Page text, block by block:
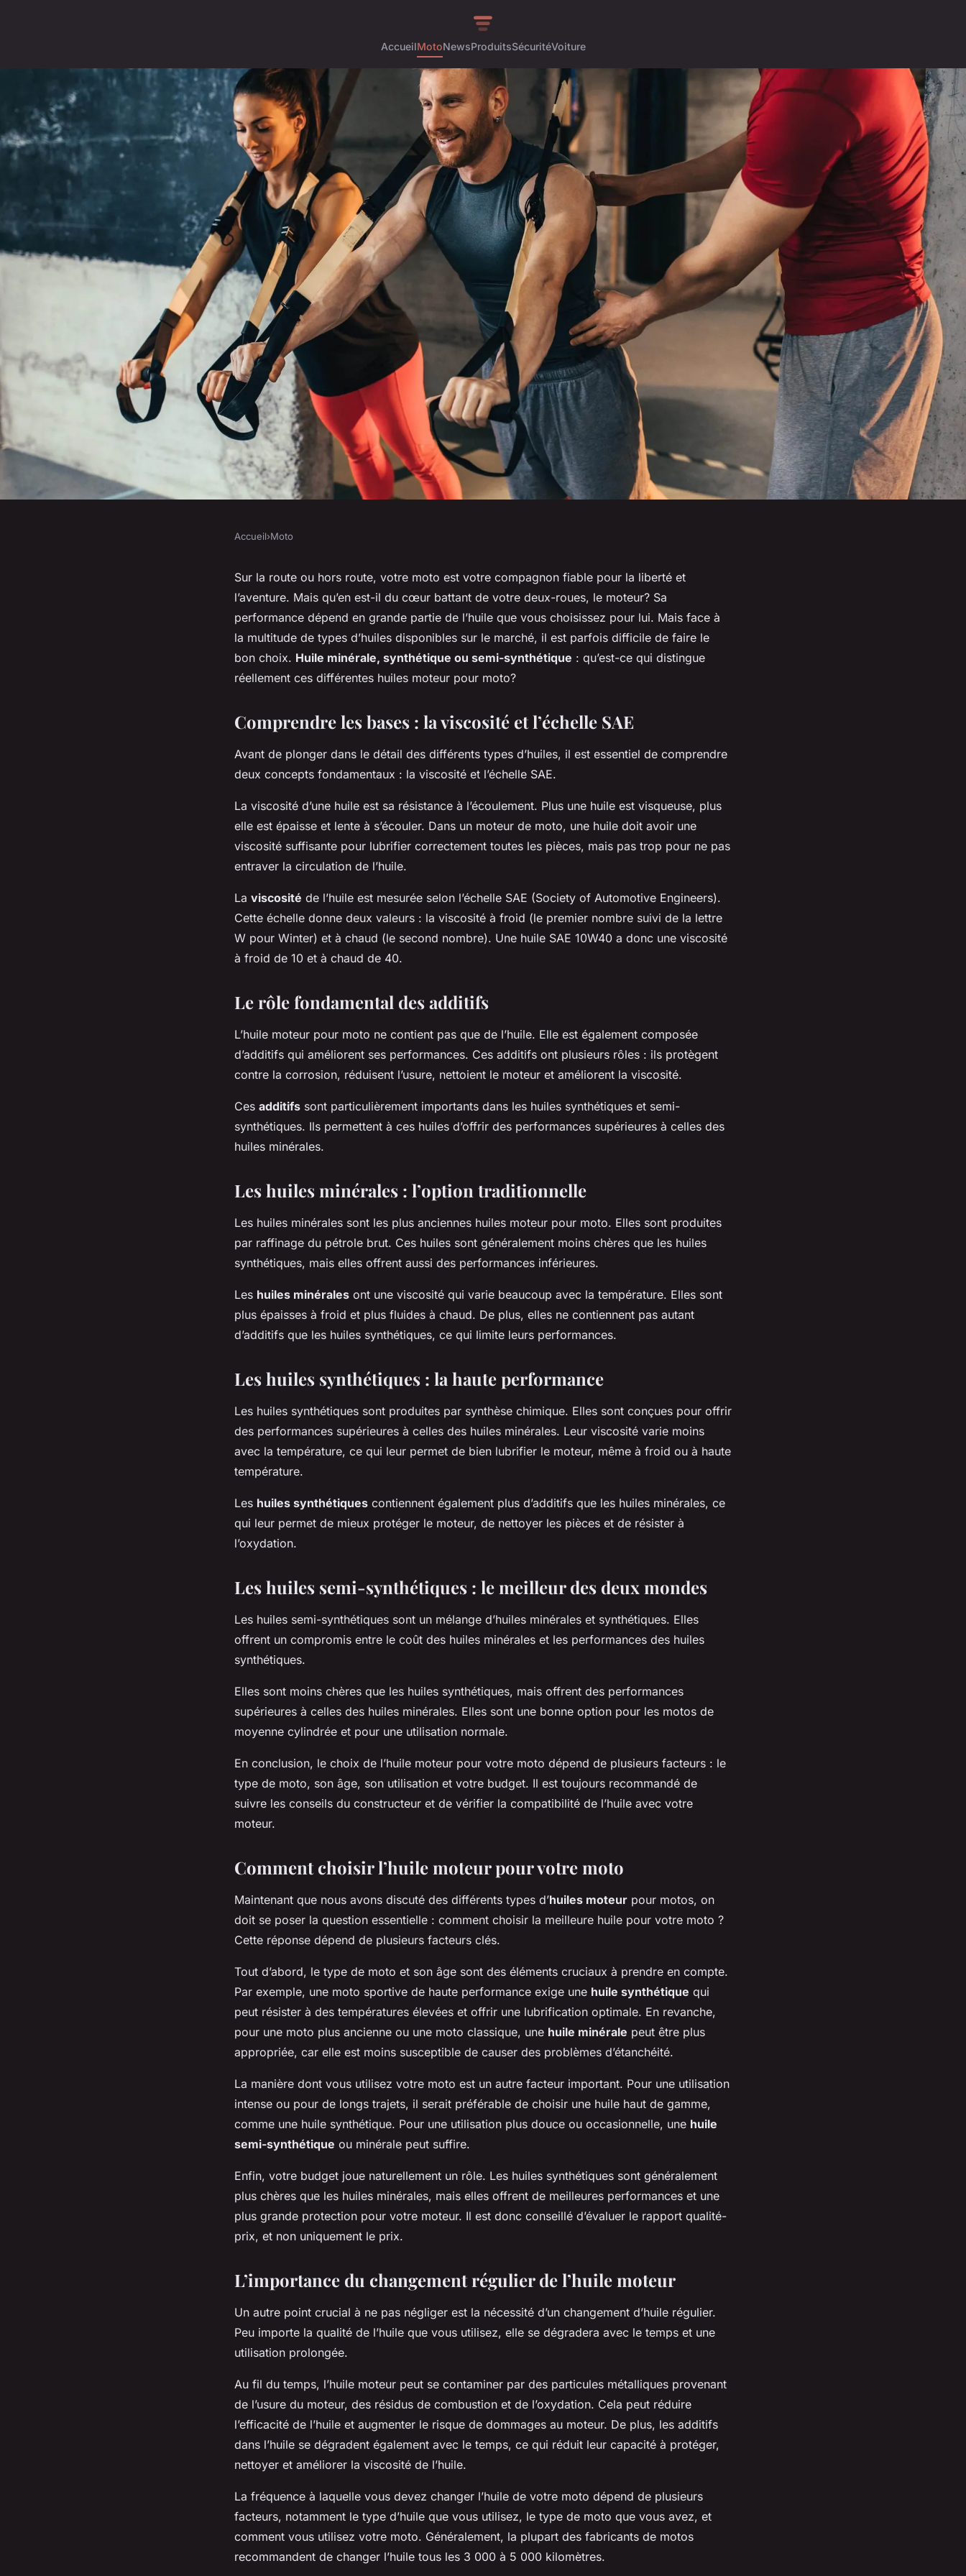
AccueilMotoNewsProduitsSécuritéVoiture
Quelles sont les différences entre les
différents types d'huiles moteur pour
Accueil›Moto
Sur la route ou hors route, votre moto est votre compagnon fiable pour la liberté et
l’aventure. Mais qu’en est-il du cœur battant de votre deux-roues, le moteur? Sa
performance dépend en grande partie de l’huile que vous choisissez pour lui. Mais face à
la multitude de types d’huiles disponibles sur le marché, il est parfois difficile de faire le
bon choix. Huile minérale, synthétique ou semi-synthétique : qu’est-ce qui distingue
réellement ces différentes huiles moteur pour moto?
Comprendre les bases : la viscosité et l’échelle SAE
Avant de plonger dans le détail des différents types d’huiles, il est essentiel de comprendre
deux concepts fondamentaux : la viscosité et l’échelle SAE.
La viscosité d’une huile est sa résistance à l’écoulement. Plus une huile est visqueuse, plus
elle est épaisse et lente à s’écouler. Dans un moteur de moto, une huile doit avoir une
viscosité suffisante pour lubrifier correctement toutes les pièces, mais pas trop pour ne pas
entraver la circulation de l’huile.
La viscosité de l’huile est mesurée selon l’échelle SAE (Society of Automotive Engineers).
Cette échelle donne deux valeurs : la viscosité à froid (le premier nombre suivi de la lettre
W pour Winter) et à chaud (le second nombre). Une huile SAE 10W40 a donc une viscosité
à froid de 10 et à chaud de 40.
Le rôle fondamental des additifs
L’huile moteur pour moto ne contient pas que de l’huile. Elle est également composée
d’additifs qui améliorent ses performances. Ces additifs ont plusieurs rôles : ils protègent
contre la corrosion, réduisent l’usure, nettoient le moteur et améliorent la viscosité.
Ces additifs sont particulièrement importants dans les huiles synthétiques et semi-
synthétiques. Ils permettent à ces huiles d’offrir des performances supérieures à celles des
huiles minérales.
Les huiles minérales : l’option traditionnelle
Les huiles minérales sont les plus anciennes huiles moteur pour moto. Elles sont produites
par raffinage du pétrole brut. Ces huiles sont généralement moins chères que les huiles
synthétiques, mais elles offrent aussi des performances inférieures.
Les huiles minérales ont une viscosité qui varie beaucoup avec la température. Elles sont
plus épaisses à froid et plus fluides à chaud. De plus, elles ne contiennent pas autant
d’additifs que les huiles synthétiques, ce qui limite leurs performances.
Les huiles synthétiques : la haute performance
Les huiles synthétiques sont produites par synthèse chimique. Elles sont conçues pour offrir
des performances supérieures à celles des huiles minérales. Leur viscosité varie moins
avec la température, ce qui leur permet de bien lubrifier le moteur, même à froid ou à haute
température.
Les huiles synthétiques contiennent également plus d’additifs que les huiles minérales, ce
qui leur permet de mieux protéger le moteur, de nettoyer les pièces et de résister à
l’oxydation.
Les huiles semi-synthétiques : le meilleur des deux mondes
Les huiles semi-synthétiques sont un mélange d’huiles minérales et synthétiques. Elles
offrent un compromis entre le coût des huiles minérales et les performances des huiles
synthétiques.
Elles sont moins chères que les huiles synthétiques, mais offrent des performances
supérieures à celles des huiles minérales. Elles sont une bonne option pour les motos de
moyenne cylindrée et pour une utilisation normale.
En conclusion, le choix de l’huile moteur pour votre moto dépend de plusieurs facteurs : le
type de moto, son âge, son utilisation et votre budget. Il est toujours recommandé de
suivre les conseils du constructeur et de vérifier la compatibilité de l’huile avec votre
moteur.
Comment choisir l’huile moteur pour votre moto
Maintenant que nous avons discuté des différents types d’huiles moteur pour motos, on
doit se poser la question essentielle : comment choisir la meilleure huile pour votre moto ?
Cette réponse dépend de plusieurs facteurs clés.
Tout d’abord, le type de moto et son âge sont des éléments cruciaux à prendre en compte.
Par exemple, une moto sportive de haute performance exige une huile synthétique qui
peut résister à des températures élevées et offrir une lubrification optimale. En revanche,
pour une moto plus ancienne ou une moto classique, une huile minérale peut être plus
appropriée, car elle est moins susceptible de causer des problèmes d’étanchéité.
La manière dont vous utilisez votre moto est un autre facteur important. Pour une utilisation
intense ou pour de longs trajets, il serait préférable de choisir une huile haut de gamme,
comme une huile synthétique. Pour une utilisation plus douce ou occasionnelle, une huile
semi-synthétique ou minérale peut suffire.
Enfin, votre budget joue naturellement un rôle. Les huiles synthétiques sont généralement
plus chères que les huiles minérales, mais elles offrent de meilleures performances et une
plus grande protection pour votre moteur. Il est donc conseillé d’évaluer le rapport qualité-
prix, et non uniquement le prix.
L’importance du changement régulier de l’huile moteur
Un autre point crucial à ne pas négliger est la nécessité d’un changement d’huile régulier.
Peu importe la qualité de l’huile que vous utilisez, elle se dégradera avec le temps et une
utilisation prolongée.
Au fil du temps, l’huile moteur peut se contaminer par des particules métalliques provenant
de l’usure du moteur, des résidus de combustion et de l’oxydation. Cela peut réduire
l’efficacité de l’huile et augmenter le risque de dommages au moteur. De plus, les additifs
dans l’huile se dégradent également avec le temps, ce qui réduit leur capacité à protéger,
nettoyer et améliorer la viscosité de l’huile.
La fréquence à laquelle vous devez changer l’huile de votre moto dépend de plusieurs
facteurs, notamment le type d’huile que vous utilisez, le type de moto que vous avez, et
comment vous utilisez votre moto. Généralement, la plupart des fabricants de motos
recommandent de changer l’huile tous les 3 000 à 5 000 kilomètres.